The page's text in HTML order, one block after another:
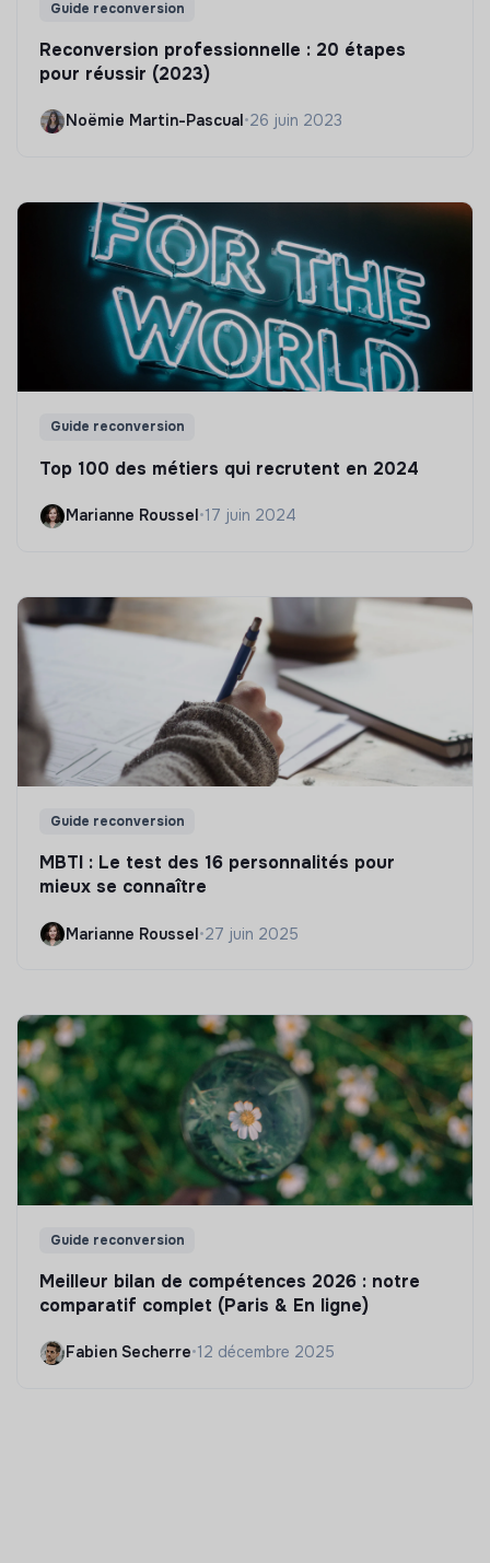
Guide reconversion
Reconversion professionnelle : 20 étapes
pour réussir (2023)
Noëmie Martin-Pascual •26 juin 2023
Guide reconversion
Top 100 des métiers qui recrutent en 2024
Marianne Roussel•17 juin 2024
Guide reconversion
MBTI : Le test des 16 personnalités pour
mieux se connaître
Marianne Roussel•27 juin 2025
Guide reconversion
Meilleur bilan de compétences 2026 : notre
comparatif complet (Paris & En ligne)
Fabien Secherre•12 décembre 2025